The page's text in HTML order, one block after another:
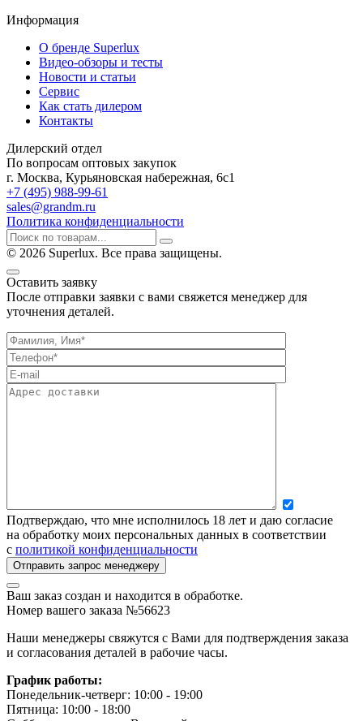
Информация
О бренде Superlux
Видео-обзоры и тесты
Новости и статьи
Сервис
Как стать дилером
Контакты
Дилерский отдел
По вопросам оптовых закупок
г. Москва, Курьяновская набережная, 6с1
+7 (495) 988-99-61
sales@grandm.ru
Политика конфиденциальности
© 2026 Superlux. Все права защищены.
Оставить заявку
После отправки заявки с вами свяжется менеджер для
уточнения деталей.
Подтверждаю, что мне исполнилось 18 лет и даю согласие
на обработку моих персональных данных в соответствии
с политикой конфиденциальности
Ваш заказ создан и находится в обработке.
Номер вашего заказа №56623
Наши менеджеры свяжутся с Вами для подтверждения заказа
и согласования деталей в рабочие часы.
График работы:
Понедельник-четверг: 10:00 - 19:00
Пятница: 10:00 - 18:00